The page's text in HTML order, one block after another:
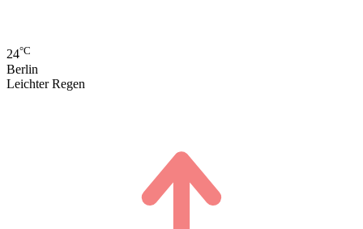
24°C
Berlin
Leichter Regen